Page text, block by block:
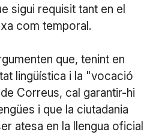
sigui requisit tant en el
com temporal.
que, tenint en
lingüística i la "vocació
Correus, cal garantir-hi
i que la ciutadania
atesa en la llengua oficial